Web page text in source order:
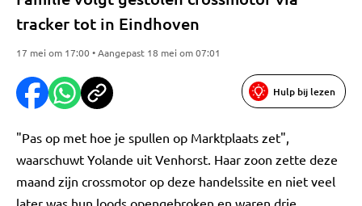
tracker tot in Eindhoven
17 mei om 17:00 • Aangepast 18 mei om 07:01
Hulp bij lezen
"Pas op met hoe je spullen op Marktplaats zet",
waarschuwt Yolande uit Venhorst. Haar zoon zette deze
maand zijn crossmotor op deze handelssite en niet veel
later was hun loods opengebroken en waren drie